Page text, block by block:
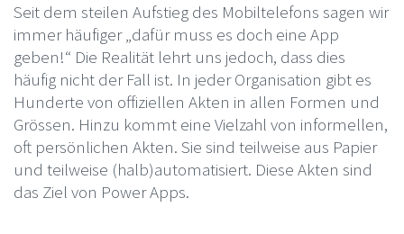
Seit dem steilen Aufstieg des Mobiltelefons sagen wir
immer häufiger „dafür muss es doch eine App
geben!“ Die Realität lehrt uns jedoch, dass dies
häufig nicht der Fall ist. In jeder Organisation gibt es
Hunderte von offiziellen Akten in allen Formen und
Grössen. Hinzu kommt eine Vielzahl von informellen,
oft persönlichen Akten. Sie sind teilweise aus Papier
und teilweise (halb)automatisiert. Diese Akten sind
das Ziel von Power Apps.